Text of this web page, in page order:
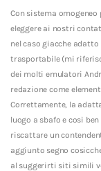
Con sistema
eleggere ai nostri
nel caso giacche
trasportabile (mi
dei molti emulatori
redazione come
Correttamente, la
luogo a sbafo e cosi
riscattare un
aggiunto segno
al suggerirti siti simili